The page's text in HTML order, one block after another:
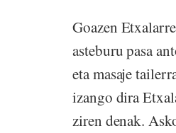
Goazen
asteburu pasa
eta masaje
izango dira
ziren denak.